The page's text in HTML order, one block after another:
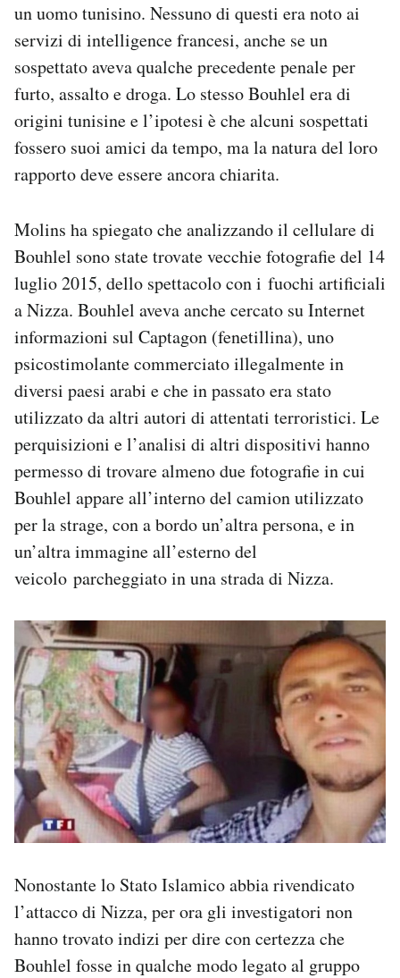
un uomo tunisino. Nessuno di questi era noto ai
servizi di intelligence francesi, anche se un
sospettato aveva qualche precedente penale per
furto, assalto e droga. Lo stesso Bouhlel era di
origini tunisine e l’ipotesi è che alcuni sospettati
fossero suoi amici da tempo, ma la natura del loro
rapporto deve essere ancora chiarita.
Molins ha spiegato che analizzando il cellulare di
Bouhlel sono state trovate vecchie fotografie del 14
luglio 2015, dello spettacolo con i fuochi artificiali
a Nizza. Bouhlel aveva anche cercato su Internet
informazioni sul Captagon (fenetillina), uno
psicostimolante commerciato illegalmente in
diversi paesi arabi e che in passato era stato
utilizzato da altri autori di attentati terroristici. Le
perquisizioni e l’analisi di altri dispositivi hanno
permesso di trovare almeno due fotografie in cui
Bouhlel appare all’interno del camion utilizzato
per la strage, con a bordo un’altra persona, e in
un’altra immagine all’esterno del
veicolo parcheggiato in una strada di Nizza.
Nonostante lo Stato Islamico abbia rivendicato
l’attacco di Nizza, per ora gli investigatori non
hanno trovato indizi per dire con certezza che
Bouhlel fosse in qualche modo legato al gruppo